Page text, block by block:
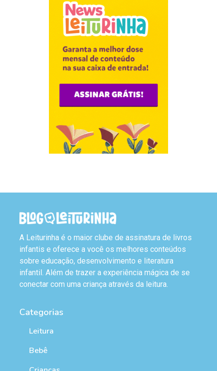
A Leiturinha é o maior clube de assinatura de livros
infantis e oferece a você os melhores conteúdos
sobre educação, desenvolvimento e literatura
infantil. Além de trazer a experiência mágica de se
conectar com uma criança através da leitura.
Categorias
Leitura
Bebê